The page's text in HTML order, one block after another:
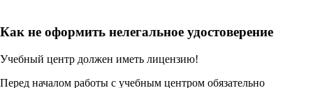
Как не оформить нелегальное удостоверение
Учебный центр должен иметь лицензию!
Перед началом работы с учебным центром обязательно